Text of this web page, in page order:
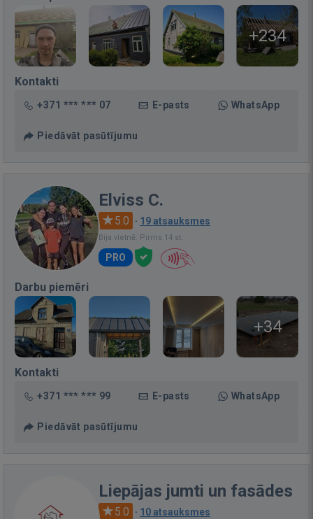
+234
Kontakti
+371 *** *** 07 E-pasts WhatsApp
Piedāvāt pasūtījumu
Elviss C.
5.0 · 19 atsauksmes
Bija vietnē: Pirms 14 st.
PRO
Darbu piemēri
+34
Kontakti
+371 *** *** 99 E-pasts WhatsApp
Piedāvāt pasūtījumu
Liepājas jumti un fasādes
5.0 · 10 atsauksmes